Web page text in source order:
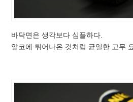
바닥면은 생각보다 심플하다.
앞코에 튀어나온 것처럼 균일한 고무